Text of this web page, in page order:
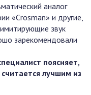
аналог
«Crosman» и другие,
звук
зарекомендовали
поясняет,
лучшим из